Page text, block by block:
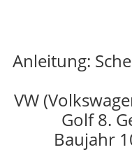
Anleitung:
VW
Golf 8.
Baujahr